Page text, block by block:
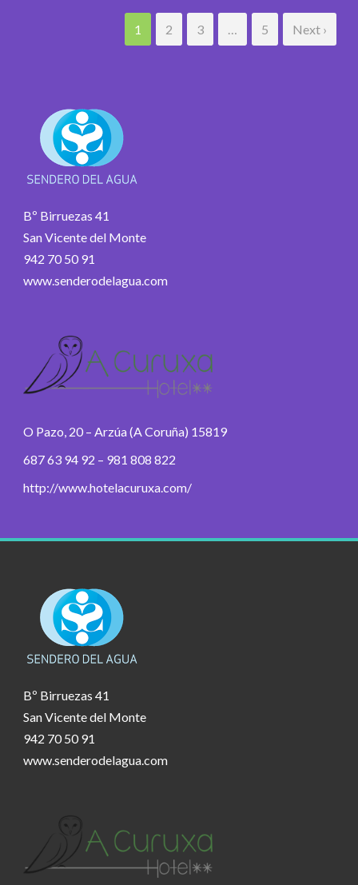
1 2 3 … 5 Next ›
Bº Birruezas 41
San Vicente del Monte
942 70 50 91
www.senderodelagua.com
O Pazo, 20 – Arzúa (A Coruña) 15819
687 63 94 92 – 981 808 822
http://www.hotelacuruxa.com/
Bº Birruezas 41
San Vicente del Monte
942 70 50 91
www.senderodelagua.com